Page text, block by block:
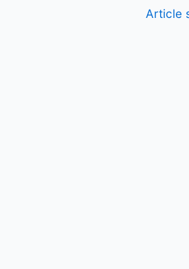
Article